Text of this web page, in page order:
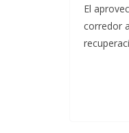
El
corredor